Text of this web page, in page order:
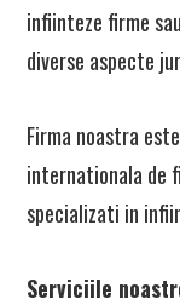
infiinteze firme
diverse aspecte
Firma noastra
internationala de
specializati in
Serviciile